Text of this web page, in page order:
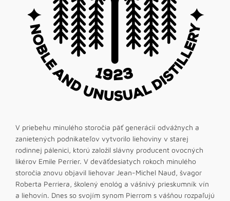
V priebehu minulého storočia päť generácií odvážnych a
zanietených podnikateľov vytvorilo liehoviny v starej
rodinnej pálenici, ktorú založil slávny producent ovocných
likérov Emile Perrier. V deväťdesiatych rokoch minulého
storočia znovu objavil liehovar Jean-Michel Naud, švagor
Roberta Perriera, školený enológ a vášnivý prieskumník vín
a liehovín. Dnes so svojím synom Pierrom s vášňou rozpaľujú